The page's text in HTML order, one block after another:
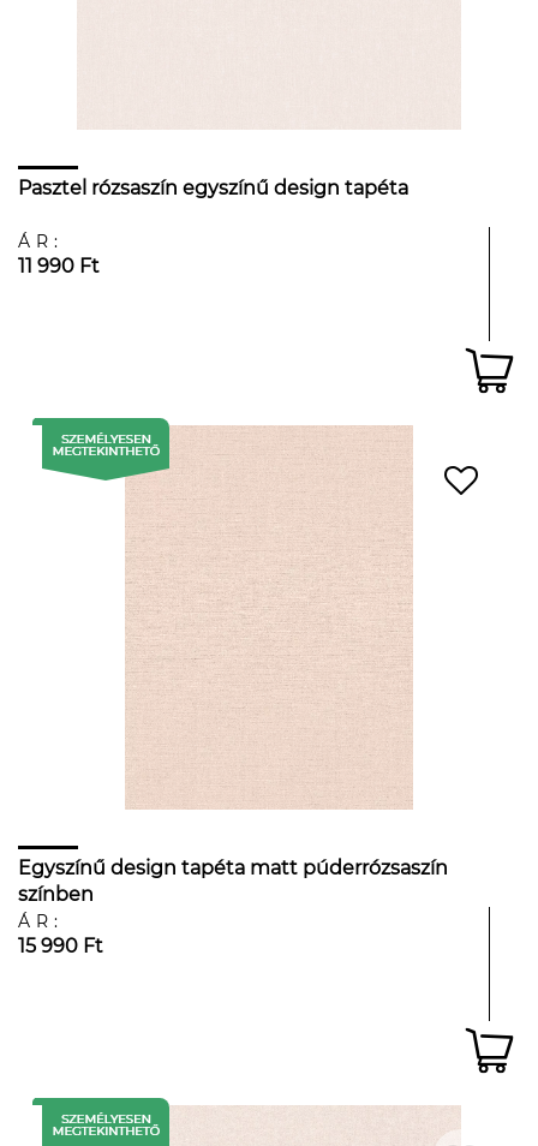
Pasztel rózsaszín egyszínű design tapéta
ÁR:
11 990 Ft
Egyszínű design tapéta matt púderrózsaszín
színben
ÁR:
15 990 Ft